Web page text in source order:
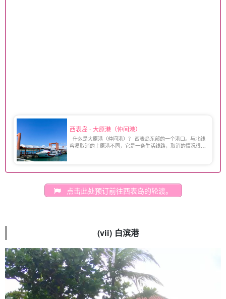
西表岛 - 大原港（仲间港）
什么是大原港（仲间港）？ 西表岛东部的一个港口。与北线
容易取消的上原港不同，它是一条生活线路，取消的情况很
点击此处预订前往西表岛的轮渡。
(vii) 白滨港